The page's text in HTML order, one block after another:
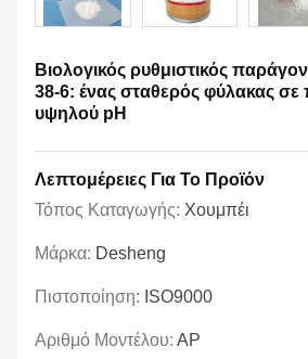
Βιολογικός ρυθμιστικός
38-6: ένας σταθερός φύλακας σε
υψηλού pH
Λεπτομέρειες Για Το Προϊόν
Τόπος Καταγωγής: Χουμπέι
Μάρκα: Desheng
Πιστοποίηση: ISO9000
Αριθμό Μοντέλου: ΑΡ